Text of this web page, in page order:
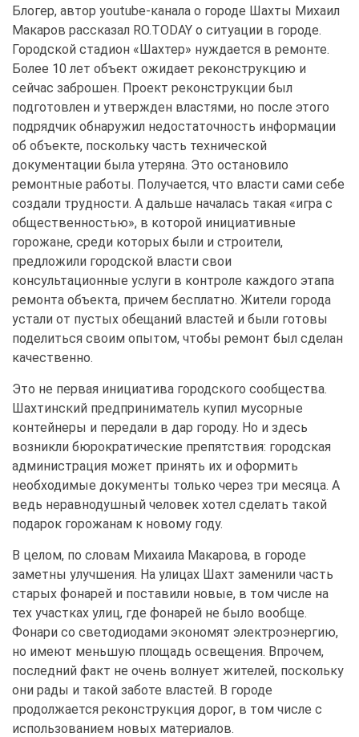
Блогер, автор youtube-канала о городе Шахты Михаил
Макаров рассказал RO.TODAY о ситуации в городе.
Городской стадион «Шахтер» нуждается в ремонте.
Более 10 лет объект ожидает реконструкцию и
сейчас заброшен. Проект реконструкции был
подготовлен и утвержден властями, но после этого
подрядчик обнаружил недостаточность информации
об объекте, поскольку часть технической
документации была утеряна. Это остановило
ремонтные работы. Получается, что власти сами себе
создали трудности. А дальше началась такая «игра с
общественностью», в которой инициативные
горожане, среди которых были и строители,
предложили городской власти свои
консультационные услуги в контроле каждого этапа
ремонта объекта, причем бесплатно. Жители города
устали от пустых обещаний властей и были готовы
поделиться своим опытом, чтобы ремонт был сделан
качественно.
Это не первая инициатива городского сообщества.
Шахтинский предприниматель купил мусорные
контейнеры и передали в дар городу. Но и здесь
возникли бюрократические препятствия: городская
администрация может принять их и оформить
необходимые документы только через три месяца. А
ведь неравнодушный человек хотел сделать такой
подарок горожанам к новому году.
В целом, по словам Михаила Макарова, в городе
заметны улучшения. На улицах Шахт заменили часть
старых фонарей и поставили новые, в том числе на
тех участках улиц, где фонарей не было вообще.
Фонари со светодиодами экономят электроэнергию,
но имеют меньшую площадь освещения. Впрочем,
последний факт не очень волнует жителей, поскольку
они рады и такой заботе властей. В городе
продолжается реконструкция дорог, в том числе с
использованием новых материалов.